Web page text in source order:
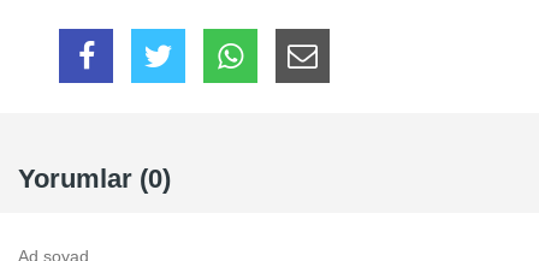
Yorumlar (0)